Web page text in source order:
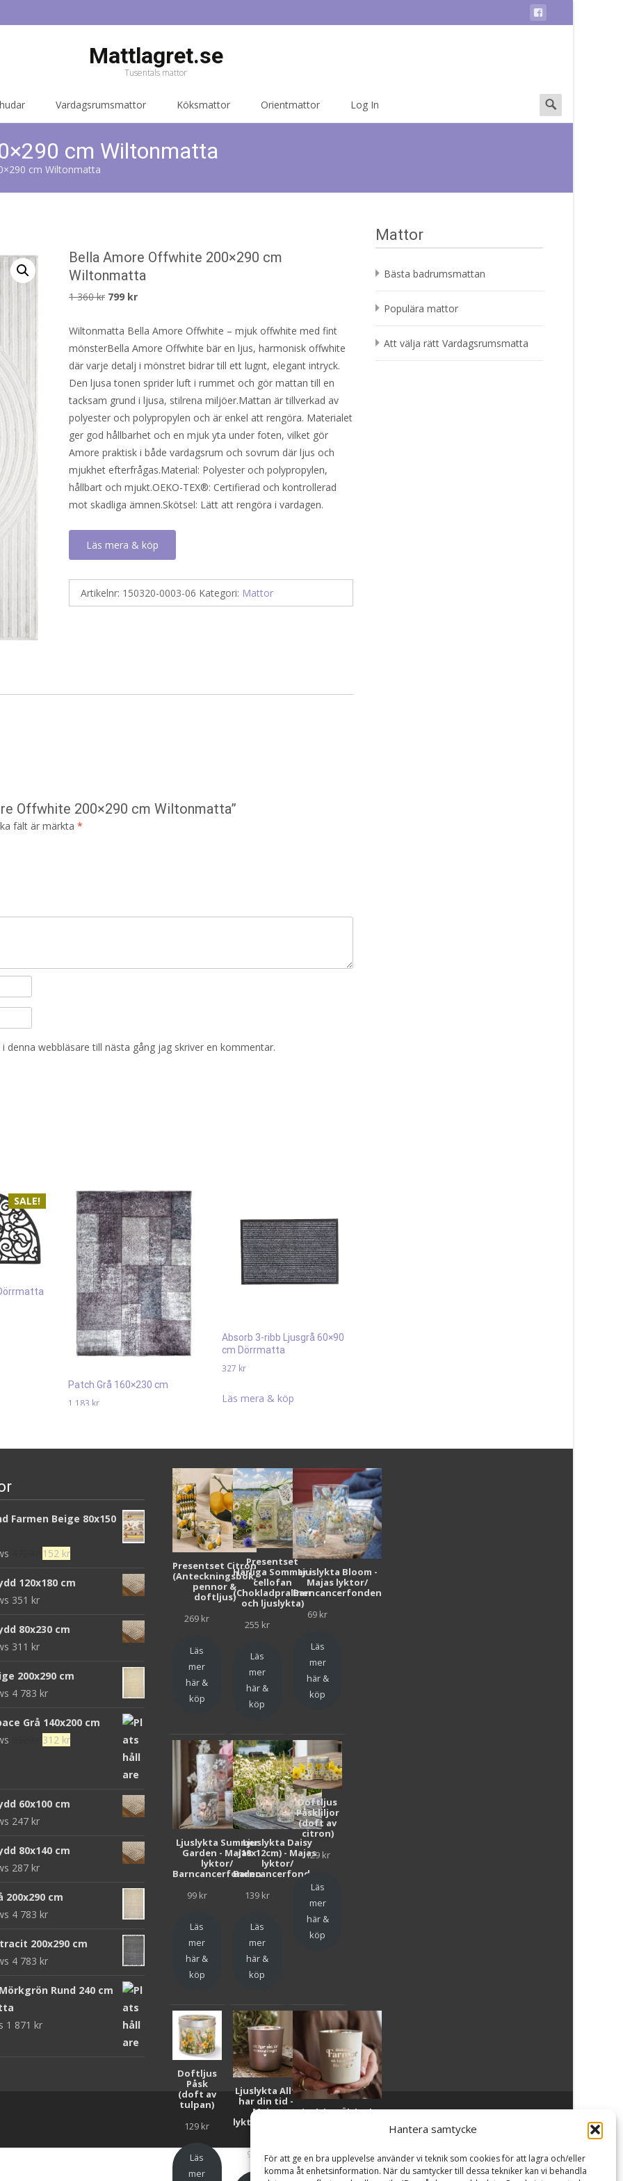
Hantera samtycke
För att ge en bra upplevelse använder vi teknik som cookies för att lagra och/eller
komma åt enhetsinformation. När du samtycker till dessa tekniker kan vi behandla
Mattlagret.se
Tusentals mattor
Vardagsrumsmattor Köksmattor Orientmattor Log In
Search
for:
cm Wiltonmatta
cm Wiltonmatta
Bella Amore Offwhite 200×290 cm
Wiltonmatta
1 360kr Det
priset
var:
1
360 kr.
799 krDet
priset
är:
799 kr.
Wiltonmatta Bella Amore Offwhite – mjuk offwhite med fint
mönsterBella Amore Offwhite bär en ljus, harmonisk offwhite
där varje detalj i mönstret bidrar till ett lugnt, elegant intryck.
Den ljusa tonen sprider luft i rummet och gör mattan till en
tacksam grund i ljusa, stilrena miljöer.Mattan är tillverkad av
polyester och polypropylen och är enkel att rengöra. Materialet
ger god hållbarhet och en mjuk yta under foten, vilket gör
Amore praktisk i både vardagsrum och sovrum där ljus och
mjukhet efterfrågas.Material: Polyester och polypropylen,
hållbart och mjukt.OEKO-TEX®: Certifierad och kontrollerad
mot skadliga ämnen.Skötsel: Lätt att rengöra i vardagen.
Läs mera & köp
Artikelnr: 150320-0003-06 Kategori: Mattor
Offwhite 200×290 cm Wiltonmatta”
fält är märkta *
webbläsare till nästa gång jag skriver en kommentar.
SALE!
Patch Grå 160×230 cm
1 183 kr
Absorb 3-ribb Ljusgrå 60×90
cm Dörrmatta
327 kr
Läs mera & köp
Mattor
Bästa badrumsmattan
Populära mattor
Att välja rätt Vardagsrumsmatta
Farmen Beige 80x150
Det
priset
152 krDet
priset
120x180 cm
351 kr
80x230 cm
311 kr
200x290 cm
4 783 kr
Grå 140x200 cm
Det
952 kr.
312 krDet
60x100 cm
247 kr
80x140 cm
287 kr
200x290 cm
4 783 kr
200x290 cm
4 783 kr
Rund 240 cm
1 871 kr
Presentset Citron
(Anteckningsbok,
pennor &
doftljus)
269 kr
Läs
mer
här &
köp
Presentset
Härliga Sommar i
cellofan
(Chokladpraliner
och ljuslykta)
255 kr
Läs
mer
här &
köp
Ljuslykta Bloom -
Majas lyktor/
Barncancerfonden
69 kr
Läs
mer
här &
köp
Ljuslykta Summer
Garden - Majas
lyktor/
Barncancerfonden
99 kr
Läs
mer
här &
köp
Ljuslykta Daisy
(10x12cm) - Majas
lyktor/
Barncancerfonden
139 kr
Läs
mer
här &
köp
Doftljus
Påskliljor
(doft av
citron)
129 kr
Läs
mer
här &
köp
Doftljus
Påsk
(doft av
tulpan)
129 kr
Läs
mer
Ljuslykta Allt
har din tid -
Majas
lyktor/Suicide
99
kr
Ljuslykta Älskade
99kr